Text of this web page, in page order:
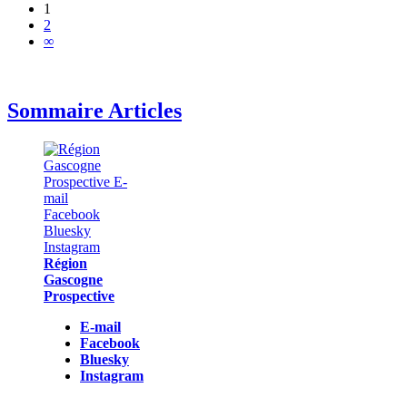
1
2
∞
Sommaire Articles
Région
Gascogne
Prospective
E-mail
Facebook
Bluesky
Instagram